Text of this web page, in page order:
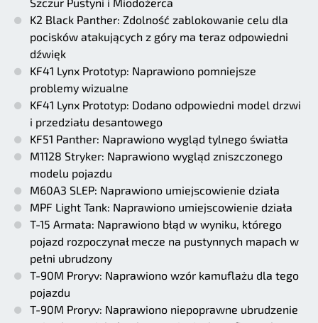
K2 Black Panther: Zdolność zablokowanie celu dla
pocisków atakujących z góry ma teraz odpowiedni
dźwięk
KF41 Lynx Prototyp: Naprawiono pomniejsze
problemy wizualne
KF41 Lynx Prototyp: Dodano odpowiedni model drzwi
i przedziału desantowego
KF51 Panther: Naprawiono wygląd tylnego światła
M1128 Stryker: Naprawiono wygląd zniszczonego
modelu pojazdu
M60A3 SLEP: Naprawiono umiejscowienie działa
MPF Light Tank: Naprawiono umiejscowienie działa
T-15 Armata: Naprawiono błąd w wyniku, którego
pojazd rozpoczynał mecze na pustynnych mapach w
pełni ubrudzony
T-90M Proryv: Naprawiono wzór kamuflażu dla tego
pojazdu
T-90M Proryv: Naprawiono niepoprawne ubrudzenie